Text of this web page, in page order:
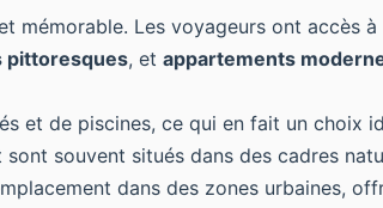
mémorable. Les voyageurs ont accès à
pittoresques, et appartements
et de piscines, ce qui en fait un choix
souvent situés dans des cadres
dans des zones urbaines,